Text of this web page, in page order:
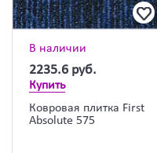
В наличии
2235.6 руб.
Купить
Ковровая плитка First
Absolute 575